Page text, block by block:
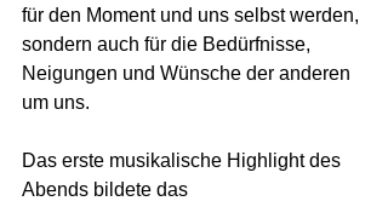
für den Moment und uns selbst werden,
sondern auch für die Bedürfnisse,
Neigungen und Wünsche der anderen
um uns.
Das erste musikalische Highlight des
Abends bildete das